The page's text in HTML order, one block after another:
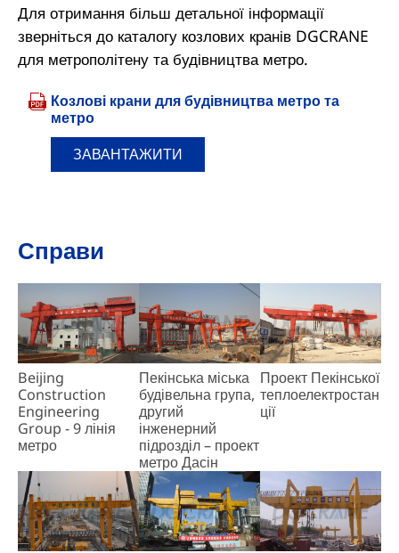
Для отримання більш детальної інформації
зверніться до каталогу козлових кранів DGCRANE
для метрополітену та будівництва метро.
Козлові крани для будівництва метро та
метро
ЗАВАНТАЖИТИ
Справи
Beijing
Construction
Engineering
Group - 9 лінія
метро
Пекінська міська
будівельна група,
другий
інженерний
підрозділ – проект
метро Дасін
Проект Пекінської
теплоелектростан
ції